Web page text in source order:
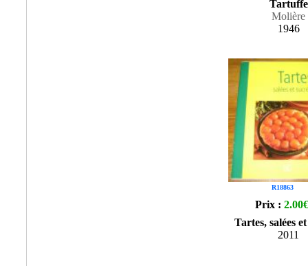
Tartuffe
Molière
1946
R18863
Prix : 2.00€
Tartes, salées
2011